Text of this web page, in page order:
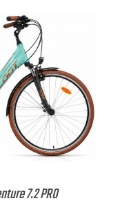
7.2 PRO